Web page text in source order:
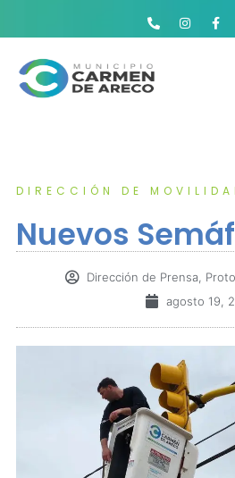
DIRECCIÓN DE
Nuevos
Dirección de Prensa,
agosto 19,